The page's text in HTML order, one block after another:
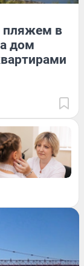
пляжем в
дом